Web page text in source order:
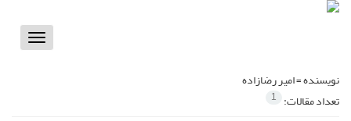
Toggle
نویسنده =امیر رضازاده
تعداد مقالات: 1